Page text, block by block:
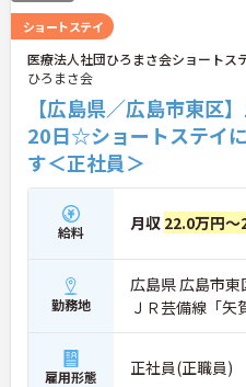
ショートステイ
医療法人社団ひろまさ会ショート
ひろまさ会
【広島県／広島市東区
20日☆ショートステイ
す＜正社員＞
給料 月収 22.0万円～
勤務地
広島県 広島市
ＪＲ芸備線「矢
雇用形態 正社員(正職員)